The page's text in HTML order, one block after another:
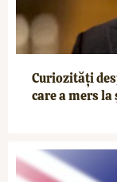
Curiozități
care a mers la